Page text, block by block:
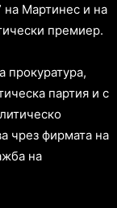
на Мартинес и на
премиер.
прокуратура,
партия и с
чрез фирмата на
на